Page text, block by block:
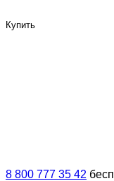
Купить
8 800 777 35 42